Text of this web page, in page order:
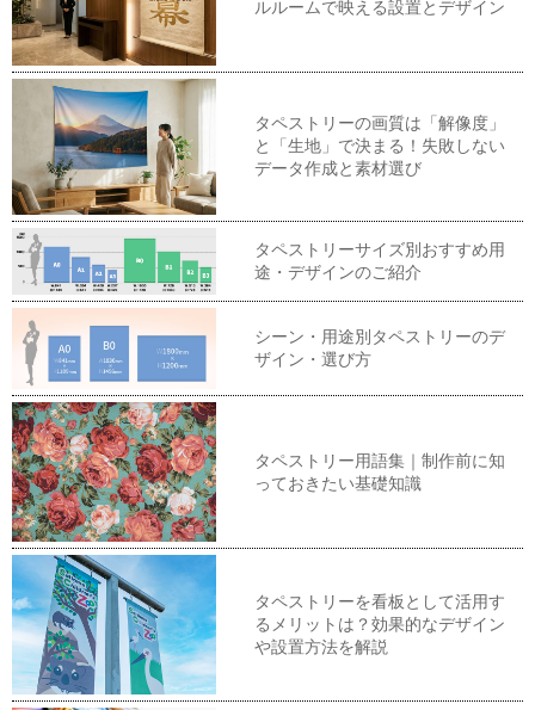
ルルームで映える設置とデザイン
タペストリーの画質は「解像度」
と「生地」で決まる！失敗しない
データ作成と素材選び
タペストリーサイズ別おすすめ用
途・デザインのご紹介
シーン・用途別タペストリーのデ
ザイン・選び方
タペストリー用語集｜制作前に知
っておきたい基礎知識
タペストリーを看板として活用す
るメリットは？効果的なデザイン
や設置方法を解説